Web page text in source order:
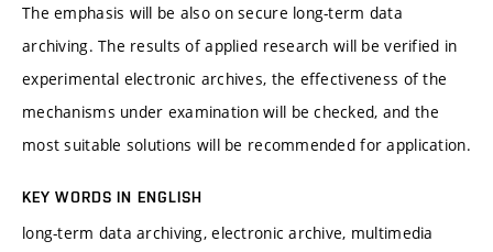
The emphasis will be also on secure long-term data
archiving. The results of applied research will be verified in
experimental electronic archives, the effectiveness of the
mechanisms under examination will be checked, and the
most suitable solutions will be recommended for application.
KEY WORDS IN ENGLISH
long-term data archiving, electronic archive, multimedia